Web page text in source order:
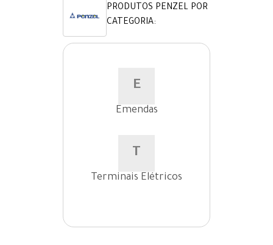
PRODUTOS PENZEL POR
CATEGORIA:
E
Emendas
T
Terminais Elétricos